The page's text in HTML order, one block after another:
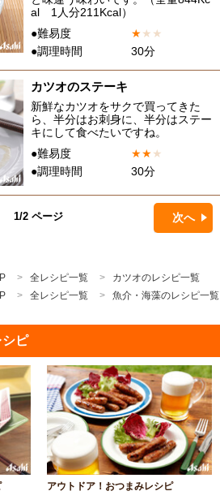
al 1人分211Kcal）
●難易度
★★ ★
●調理時間
30分
カツオのステーキ
新鮮なカツオをサクで買ってきた
ら、半分はお刺身に、半分はステー
キにして食べたいですね。
●難易度
★★★
●調理時間
30分
1/2 ページ 次へ
全レシピ一覧
カツオのレシピ一覧
全レシピ一覧 魚介・海藻のレシピ一覧
ピ
アウトドア！おつまみレシピ